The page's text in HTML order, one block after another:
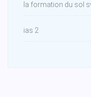
la formation du sol
ias 2